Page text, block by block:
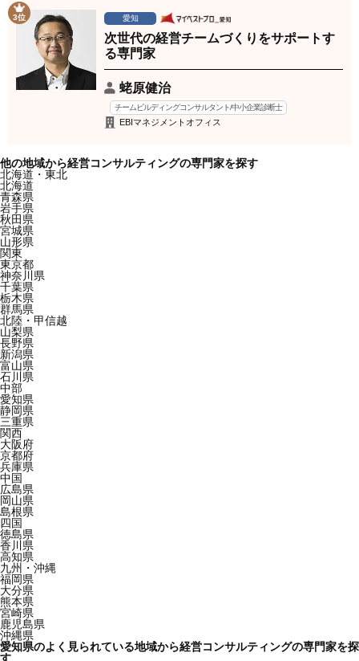
3位 愛知
次世代の経営チームづくりをサポートす
る専門家
蛯原健治
チームビルディングコンサルタント/中小企業診断士
EBIマネジメントオフィス
他の地域から経営コンサルティングの専門家を探す
北海道・東北
北海道
青森県
岩手県
秋田県
宮城県
山形県
関東
東京都
神奈川県
千葉県
栃木県
群馬県
北陸・甲信越
山梨県
長野県
新潟県
富山県
石川県
中部
愛知県
静岡県
三重県
関西
大阪府
京都府
兵庫県
中国
広島県
岡山県
島根県
四国
徳島県
香川県
高知県
九州・沖縄
福岡県
大分県
熊本県
宮崎県
鹿児島県
沖縄県
愛知県のよく見られている地域から経営コンサルティングの専門家を探
す